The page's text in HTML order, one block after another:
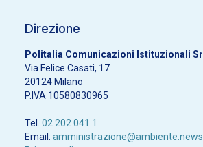
Direzione
Politalia Comunicazioni Istituzionali Srl
Via Felice Casati, 17
20124 Milano
P.IVA 10580830965
Tel. 02 202 041.1
Email: amministrazione@ambiente.news